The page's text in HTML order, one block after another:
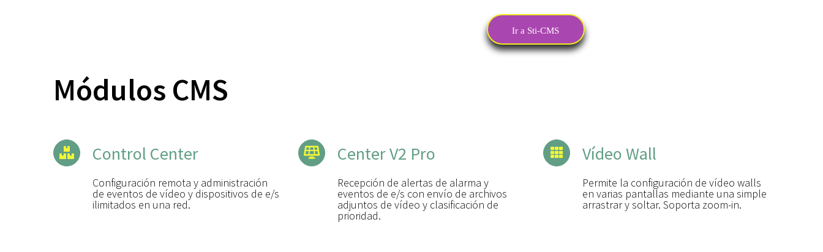
Ir a Sti-CMS
Módulos CMS
Control Center
Configuración remota y administración
de eventos de vídeo y dispositivos de e/s
ilimitados en una red.
Center V2 Pro
Recepción de alertas de alarma y
eventos de e/s con envío de archivos
adjuntos de vídeo y clasificación de
prioridad.
Vídeo Wall
Permite la configuración de vídeo walls
en varias pantallas mediante una simple
arrastrar y soltar. Soporta zoom-in.